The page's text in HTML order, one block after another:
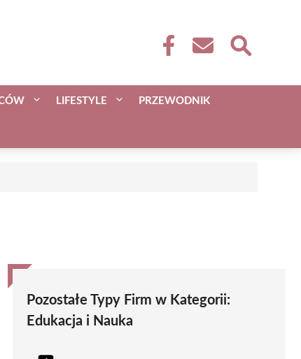
LIFESTYLE PRZEWODNIK
Pozostałe Typy Firm w Kategorii:
Edukacja i Nauka